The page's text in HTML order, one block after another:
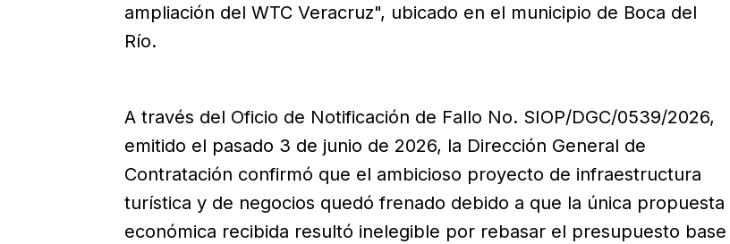
ampliación del WTC Veracruz", ubicado en el municipio de Boca del
Río.
A través del Oficio de Notificación de Fallo No. SIOP/DGC/0539/2026,
emitido el pasado 3 de junio de 2026, la Dirección General de
Contratación confirmó que el ambicioso proyecto de infraestructura
turística y de negocios quedó frenado debido a que la única propuesta
económica recibida resultó inelegible por rebasar el presupuesto base